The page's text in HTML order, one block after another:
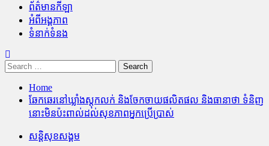
ព័ត៌មានកីឡា
អំពីអង្គភាព
ទំនាក់ទំនង
Search
for:
Home
ឆែកឆេរនៅឃ្លាំងស្ដុកលក់ និងចែកចាយផលិតផល និងធានាថា ទំនិញ
នោះមិនប៉ះពាល់ដល់សុខភាពអ្នកប្រើប្រាស់
សន្តិសុខសង្គម